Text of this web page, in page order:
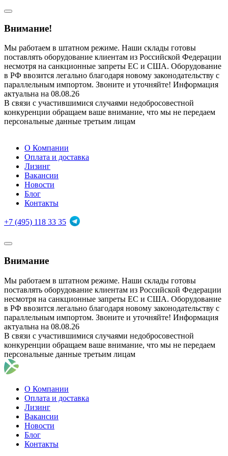
Внимание!
Мы работаем в штатном режиме. Наши склады готовы
поставлять оборудование клиентам из Российской Федерации
несмотря на санкционные запреты ЕС и США. Оборудование
в РФ ввозится легально благодаря новому законодательству с
параллельным импортом. Звоните и уточняйте! Информация
актуальна на 08.08.26
В связи с участившимися случаями недобросовестной
конкуренции обращаем ваше внимание, что мы не передаем
персональные данные третьим лицам
О Компании
Оплата и доставка
Лизинг
Вакансии
Новости
Блог
Контакты
+7 (495) 118 33 35
Внимание
Мы работаем в штатном режиме. Наши склады готовы
поставлять оборудование клиентам из Российской Федерации
несмотря на санкционные запреты ЕС и США. Оборудование
в РФ ввозится легально благодаря новому законодательству с
параллельным импортом. Звоните и уточняйте! Информация
актуальна на 08.08.26
В связи с участившимися случаями недобросовестной
конкуренции обращаем ваше внимание, что мы не передаем
персональные данные третьим лицам
О Компании
Оплата и доставка
Лизинг
Вакансии
Новости
Блог
Контакты